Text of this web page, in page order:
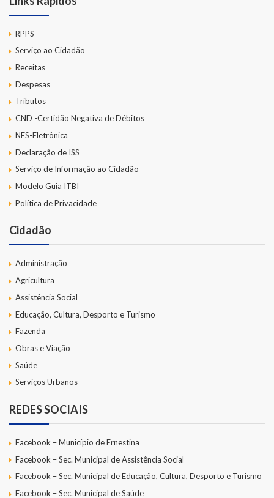
RPPS
Serviço ao Cidadão
Receitas
Despesas
Tributos
CND -Certidão Negativa de Débitos
NFS-Eletrônica
Declaração de ISS
Serviço de Informação ao Cidadão
Modelo Guia ITBI
Política de Privacidade
Cidadão
Administração
Agricultura
Assistência Social
Educação, Cultura, Desporto e Turismo
Fazenda
Obras e Viação
Saúde
Serviços Urbanos
REDES SOCIAIS
Facebook – Município de Ernestina
Facebook – Sec. Municipal de Assistência Social
Facebook – Sec. Municipal de Educação, Cultura, Desporto e Turismo
Facebook – Sec. Municipal de Saúde